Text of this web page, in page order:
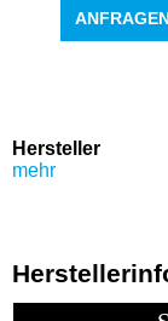
Hersteller
mehr